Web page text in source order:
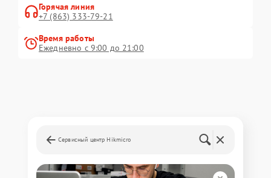
Горячая линия
+7 (863) 333-79-21
Время работы
Ежедневно с 9:00 до 21:00
Сервисный центр Hikmicro